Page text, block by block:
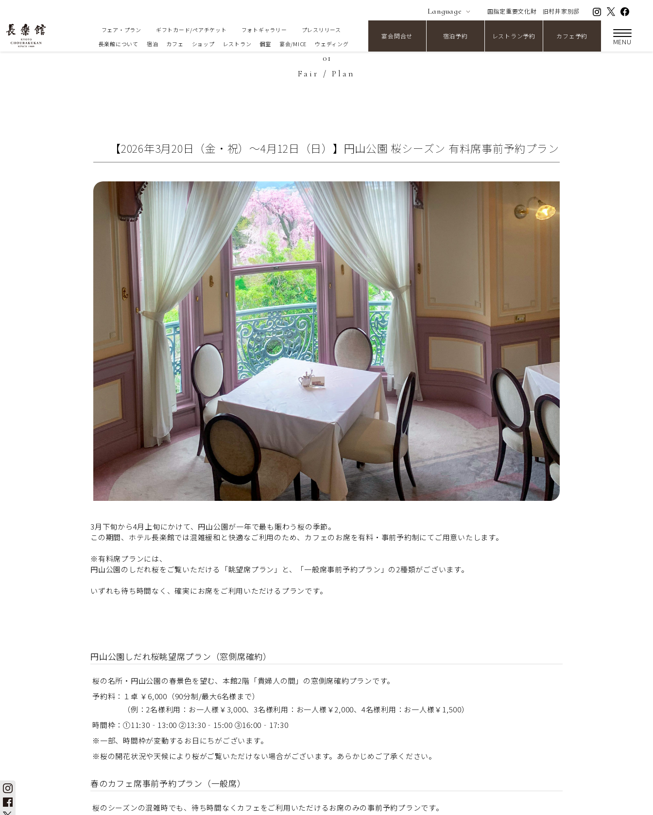
Language 国指定重要文化財 旧村井家別邸
フェア・プラン ギフトカード/ペアチケット フォトギャラリー
プレスリリース
長楽館について
宿泊 カフェ ショップ レストラン 個室 宴会/MICE ウェディング
宴会問合せ 宿泊予約 レストラン予約 カフェ予約
MENU
01
Fair / Plan
【2026年3月20日（金・祝）～4月12日（日）】円山公園 桜シーズン 有料席事前予約プラン
3月下旬から4月上旬にかけて、円山公園が一年で最も賑わう桜の季節。
この期間、ホテル長楽館では混雑緩和と快適なご利用のため、カフェのお席を有料・事前予約制にてご用意いたします。
※有料席プランには、
円山公園のしだれ桜をご覧いただける「眺望席プラン」と、「一般席事前予約プラン」の2種類がございます。
いずれも待ち時間なく、確実にお席をご利用いただけるプランです。
円山公園しだれ桜眺望席プラン（窓側席確約）
桜の名所・円山公園の春景色を望む、本館2階「貴婦人の間」の窓側席確約プランです。
予約料：１卓 ￥6,000（90分制/最大6名様まで）
（例：2名様利用：お一人様￥3,000、3名様利用：お一人様￥2,000、4名様利用：お一人様￥1,500）
時間枠：①11:30‐13:00 ②13:30‐15:00 ③16:00‐17:30
※一部、時間枠が変動するお日にちがございます。
※桜の開花状況や天候により桜がご覧いただけない場合がございます。あらかじめご了承ください。
春のカフェ席事前予約プラン（一般席）
桜のシーズンの混雑時でも、待ち時間なくカフェをご利用いただけるお席のみの事前予約プランです。